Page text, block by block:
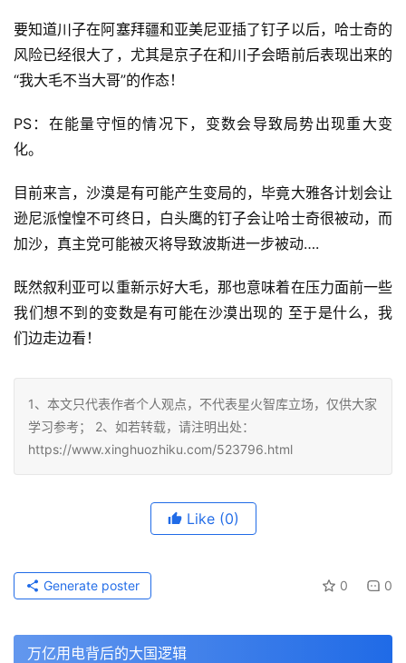
要知道川子在阿塞拜疆和亚美尼亚插了钉子以后，哈士奇的
风险已经很大了，尤其是京子在和川子会晤前后表现出来的
“我大毛不当大哥”的作态！
PS：在能量守恒的情况下，变数会导致局势出现重大变
化。
目前来言，沙漠是有可能产生变局的，毕竟大雅各计划会让
逊尼派惶惶不可终日，白头鹰的钉子会让哈士奇很被动，而
加沙，真主党可能被灭将导致波斯进一步被动….
既然叙利亚可以重新示好大毛，那也意味着在压力面前一些
我们想不到的变数是有可能在沙漠出现的 至于是什么，我
们边走边看！
1、本文只代表作者个人观点，不代表星火智库立场，仅供大家
学习参考； 2、如若转载，请注明出处：
https://www.xinghuozhiku.com/523796.html
Like (0)
0 0
Generate poster
万亿用电背后的大国逻辑